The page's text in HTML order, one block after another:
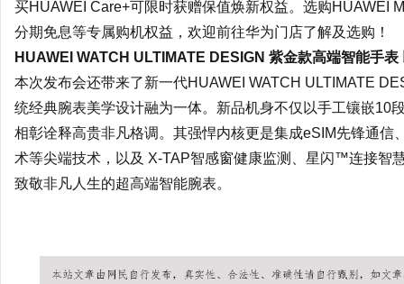
买HUAWEI Care+可限时获赠保值焕新权益。选购HUAWEI
分期免息等专属购机权益，欢迎前往华为门店了解及选购！
HUAWEI WATCH ULTIMATE DESIGN 紫金款高端智能手
本次发布会还带来了新一代HUAWEI WATCH ULTIMATE
统经典腕表美学设计融为一体。新品机身不仅以手工镶嵌10
相彰诠释高贵非凡格调。其强悍内核更是集成eSIM先锋通信
术等尖端技术，以及 X-TAP智感窗健康监测、星闪™连接智
致敬非凡人生的超高端智能腕表。